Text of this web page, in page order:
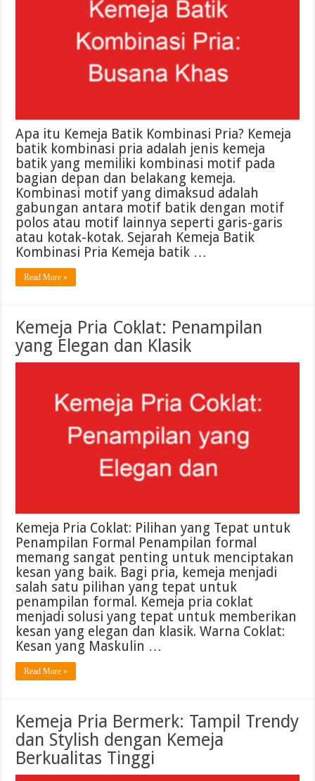
Apa itu Kemeja Batik Kombinasi Pria? Kemeja
batik kombinasi pria adalah jenis kemeja
batik yang memiliki kombinasi motif pada
bagian depan dan belakang kemeja.
Kombinasi motif yang dimaksud adalah
gabungan antara motif batik dengan motif
polos atau motif lainnya seperti garis-garis
atau kotak-kotak. Sejarah Kemeja Batik
Kombinasi Pria Kemeja batik …
Read More »
Kemeja Pria Coklat: Penampilan
yang Elegan dan Klasik
Kemeja Pria Coklat: Pilihan yang Tepat untuk
Penampilan Formal Penampilan formal
memang sangat penting untuk menciptakan
kesan yang baik. Bagi pria, kemeja menjadi
salah satu pilihan yang tepat untuk
penampilan formal. Kemeja pria coklat
menjadi solusi yang tepat untuk memberikan
kesan yang elegan dan klasik. Warna Coklat:
Kesan yang Maskulin …
Read More »
Kemeja Pria Bermerk: Tampil Trendy
dan Stylish dengan Kemeja
Berkualitas Tinggi